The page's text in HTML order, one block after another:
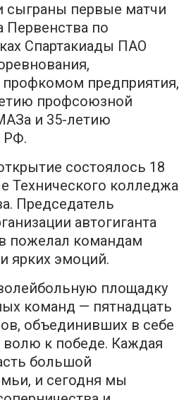
сыграны первые матчи
Первенства по
Спартакиады ПАО
профкомом предприятия,
профсоюзной
и 35-летию
РФ.
состоялось 18
Технического колледжа
Председатель
автогиганта
пожелал командам
ярких эмоций.
площадку
команд — пятнадцать
объединивших в себе
волю к победе. Каждая
большой
и сегодня мы